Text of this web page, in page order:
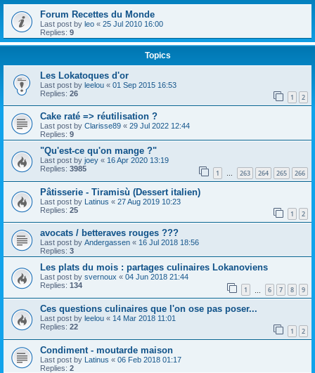
Forum Recettes du Monde
Last post by leo « 25 Jul 2010 16:00
Replies: 9
Topics
Les Lokatoques d'or
Last post by leelou « 01 Sep 2015 16:53
Replies: 26 1 2
Cake raté => réutilisation ?
Last post by Clarisse89 « 29 Jul 2022 12:44
Replies: 9
"Qu'est-ce qu'on mange ?"
Last post by joey « 16 Apr 2020 13:19
Replies: 3985 1 … 263 264 265 266
Pâtisserie - Tiramisù (Dessert italien)
Last post by Latinus « 27 Aug 2019 10:23
Replies: 25 1 2
avocats / betteraves rouges ???
Last post by Andergassen « 16 Jul 2018 18:56
Replies: 3
Les plats du mois : partages culinaires Lokanoviens
Last post by svernoux « 04 Jun 2018 21:44
Replies: 134 1 6 7 8 9
Ces questions culinaires que l'on ose pas poser...
Last post by leelou « 14 Mar 2018 11:01
Replies: 22 1 2
Condiment - moutarde maison
Last post by Latinus « 06 Feb 2018 01:17
Replies: 2